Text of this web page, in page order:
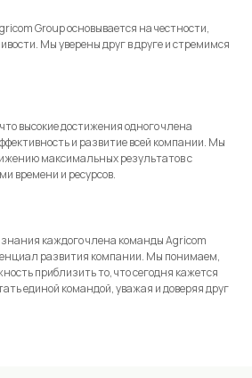
Group основывается на честности,
Мы уверены друг в друге и стремимся
высокие достижения одного члена
и развитие всей компании. Мы
максимальных результатов с
времени и ресурсов.
каждого члена команды Agricom
развития компании. Мы понимаем,
приблизить то, что сегодня кажется
единой командой, уважая и доверяя друг